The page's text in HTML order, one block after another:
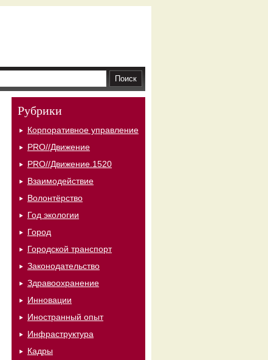
Рубрики
Корпоративное управление
PRO//Движение
PRO//Движение.1520
Взаимодействие
Волонтёрство
Год экологии
Город
Городской транспорт
Законодательство
Здравоохранение
Инновации
Иностранный опыт
Инфраструктура
Кадры